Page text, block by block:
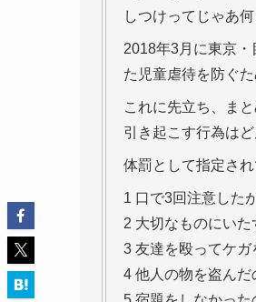
しつけってじゃあ
2018年3月に東京
た児童虐待を防ぐ
これに先立ち、ま
引き起こす行為は
体罰として指定さ
1 口で3回注意した
2 大切なものにい
3 友達を殴ってケ
4 他人の物を盗んだ